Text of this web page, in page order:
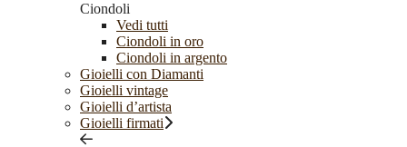
Ciondoli
Vedi tutti
Ciondoli in oro
Ciondoli in argento
Gioielli con Diamanti
Gioielli vintage
Gioielli d’artista
Gioielli firmati